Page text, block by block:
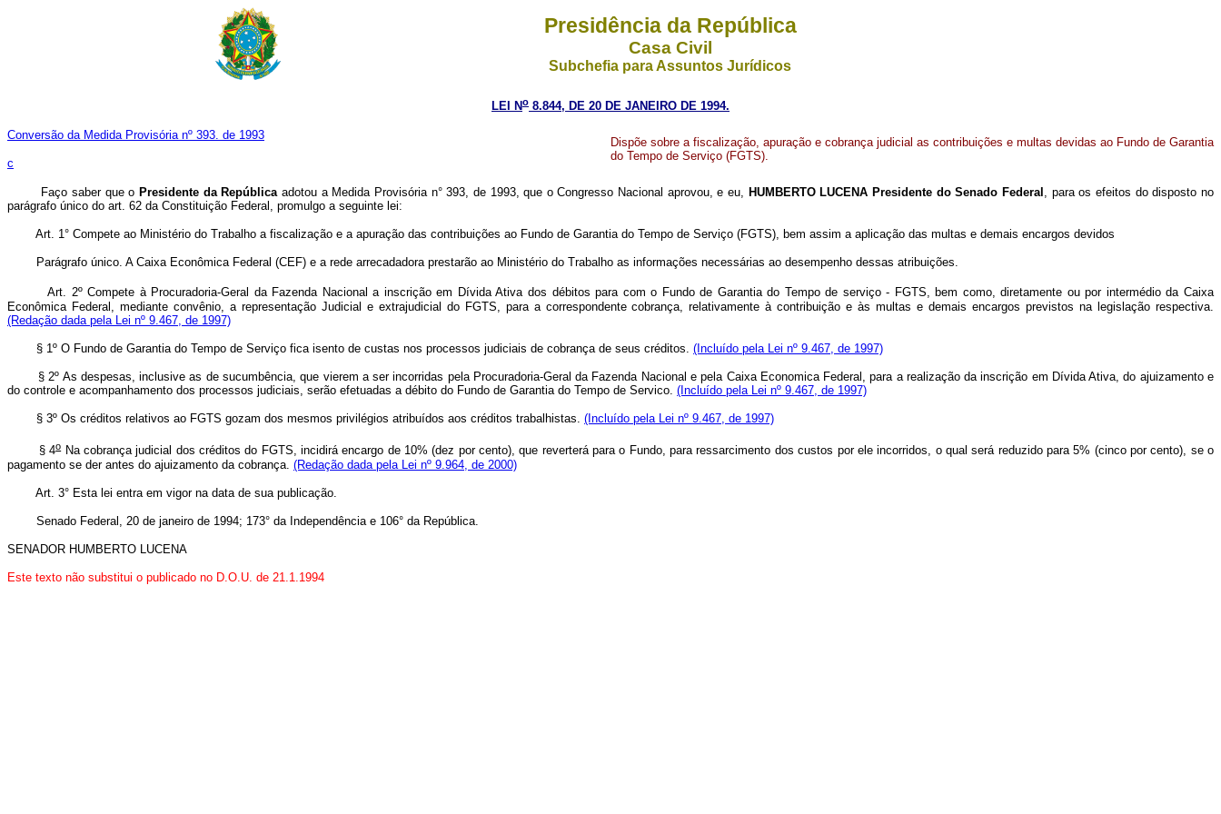
Presidência da República
Casa Civil
Subchefia para Assuntos Jurídicos
LEI No 8.844, DE 20 DE JANEIRO DE 1994.
Conversão da Medida Provisória nº 393. de 1993
c
Dispõe sobre a fiscalização, apuração e cobrança judicial as contribuições e multas devidas ao Fundo de Garantia
do Tempo de Serviço (FGTS).
Faço saber que o Presidente da Repúblicaadotou a Medida Provisória n° 393, de 1993, que o Congresso Nacional aprovou, e eu, HUMBERTO LUCENA Presidente do Senado Federal , para os efeitos do disposto no
parágrafo único do art. 62 da Constituição Federal, promulgo a seguinte lei:
Art. 1° Compete ao Ministério do Trabalho a fiscalização e a apuração das contribuições ao Fundo de Garantia do Tempo de Serviço (FGTS), bem assim a aplicação das multas e demais encargos devidos
Parágrafo único. A Caixa Econômica Federal (CEF) e a rede arrecadadora prestarão ao Ministério do Trabalho as informações necessárias ao desempenho dessas atribuições.
Art. 2º Compete à Procuradoria-Geral da Fazenda Nacional a inscrição em Dívida Ativa dos débitos para com o Fundo de Garantia do Tempo de serviço - FGTS, bem como, diretamente ou por intermédio da Caixa
Econômica Federal, mediante convênio, a representação Judicial e extrajudicial do FGTS, para a correspondente cobrança, relativamente à contribuição e às multas e demais encargos previstos na legislação respectiva.
(Redação dada pela Lei nº 9.467, de 1997)
§ 1º O Fundo de Garantia do Tempo de Serviço fica isento de custas nos processos judiciais de cobrança de seus créditos. (Incluído pela Lei nº 9.467, de 1997)
§ 2º As despesas, inclusive as de sucumbência, que vierem a ser incorridas pela Procuradoria-Geral da Fazenda Nacional e pela Caixa Economica Federal, para a realização da inscrição em Dívida Ativa, do ajuizamento e
do controle e acompanhamento dos processos judiciais, serão efetuadas a débito do Fundo de Garantia do Tempo de Servico. (Incluído pela Lei nº 9.467, de 1997)
§ 3º Os créditos relativos ao FGTS gozam dos mesmos privilégios atribuídos aos créditos trabalhistas. (Incluído pela Lei nº 9.467, de 1997)
§ 4oNa cobrança judicial dos créditos do FGTS, incidirá encargo de 10% (dez por cento), que reverterá para o Fundo, para ressarcimento dos custos por ele incorridos, o qual será reduzido para 5% (cinco por cento), se o
pagamento se der antes do ajuizamento da cobrança. (Redação dada pela Lei nº 9.964, de 2000)
Art. 3° Esta lei entra em vigor na data de sua publicação.
Senado Federal, 20 de janeiro de 1994; 173° da Independência e 106° da República.
SENADOR HUMBERTO LUCENA
Este texto não substitui o publicado no D.O.U. de 21.1.1994